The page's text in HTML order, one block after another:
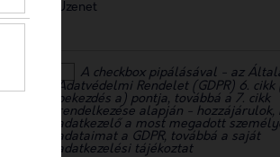
Üzenet
A checkbox pipálásával - az
Adatvédelmi Rendelet (GDPR) 6. cikk
bekezdés a) pontja, továbbá a 7. cikk
rendelkezése alapján - hozzájárulok,
adatkezelő a most megadott
adataimat a GDPR, továbbá a saját
adatkezelési tájékoztat